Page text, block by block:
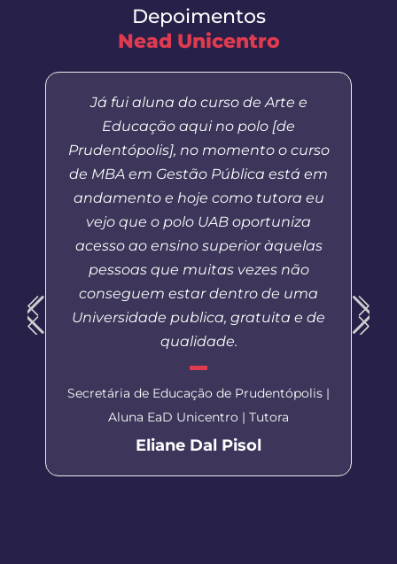
Depoimentos
Nead Unicentro
Já fui aluna do curso de Arte e
Educação aqui no polo [de
Prudentópolis], no momento o curso
de MBA em Gestão Pública está em
andamento e hoje como tutora eu
vejo que o polo UAB oportuniza
acesso ao ensino superior àquelas
pessoas que muitas vezes não
conseguem estar dentro de uma
Universidade publica, gratuita e de
qualidade.
Secretária de Educação de Prudentópolis |
Aluna EaD Unicentro | Tutora
Eliane Dal Pisol